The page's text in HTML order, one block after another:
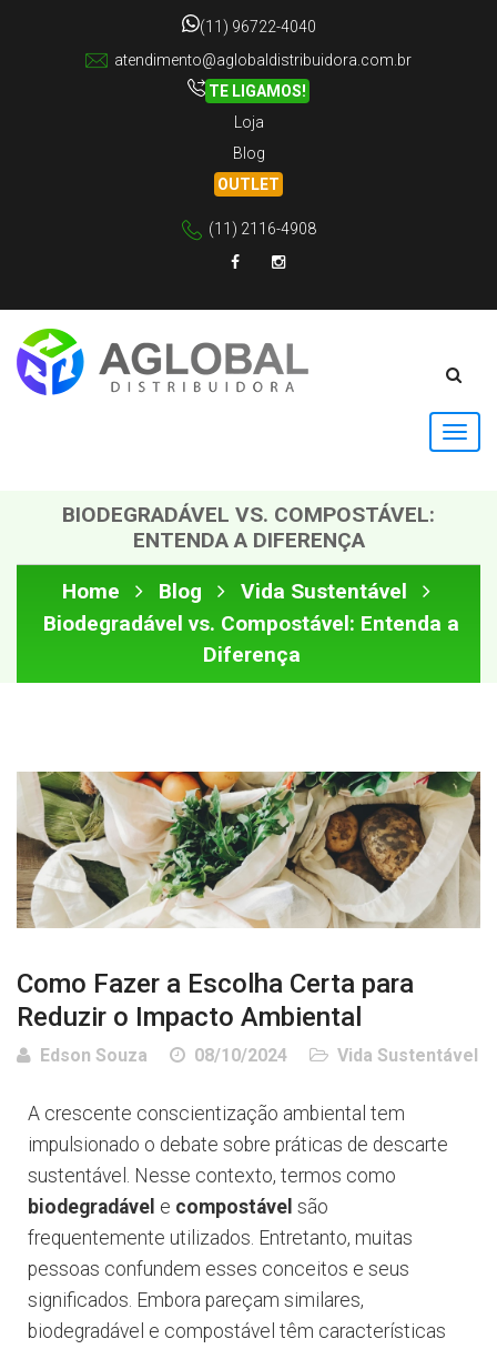
(11) 96722-4040
atendimento@aglobaldistribuidora.com.br
TE LIGAMOS!
Loja
Blog
OUTLET
(11) 2116-4908
BIODEGRADÁVEL VS. COMPOSTÁVEL:
ENTENDA A DIFERENÇA
Home
Blog
Vida Sustentável
Biodegradável vs. Compostável: Entenda a
Diferença
Como Fazer a Escolha Certa para
Reduzir o Impacto Ambiental
Edson Souza 08/10/2024 Vida Sustentável
A crescente conscientização ambiental tem
impulsionado o debate sobre práticas de descarte
sustentável. Nesse contexto, termos como
biodegradável e compostável são
frequentemente utilizados. Entretanto, muitas
pessoas confundem esses conceitos e seus
significados. Embora pareçam similares,
biodegradável e compostável têm características